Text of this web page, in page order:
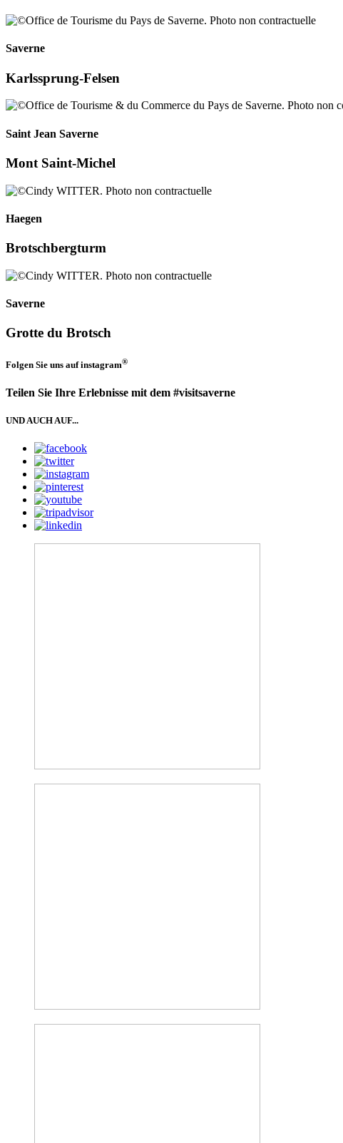
Saverne
Karlssprung-Felsen
Saint Jean Saverne
Mont Saint-Michel
Haegen
Brotschbergturm
Saverne
Grotte du Brotsch
Folgen Sie uns aufinstagram®
Teilen Sie Ihre Erlebnisse mit dem #visitsaverne
UND AUCH AUF...